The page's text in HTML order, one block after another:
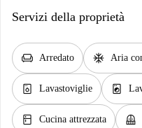
Servizi della proprietà
chair Arredato ac_unit Aria
dishwasher_gen Lavastoviglie local_laundry_service
kitchen Cucina attrezzata balcony